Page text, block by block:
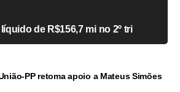
de R$156,7 mi no 2º tri
PP retoma apoio a Mateus Simões